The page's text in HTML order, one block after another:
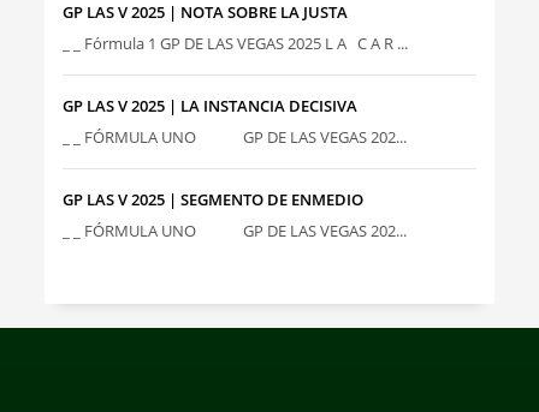
GP LAS V 2025 | NOTA SOBRE LA JUSTA
_ _ Fórmula 1 GP DE LAS VEGAS 2025 L A C A R ...
GP LAS V 2025 | LA INSTANCIA DECISIVA
_ _ FÓRMULA UNO GP DE LAS VEGAS 202...
GP LAS V 2025 | SEGMENTO DE ENMEDIO
_ _ FÓRMULA UNO GP DE LAS VEGAS 202...